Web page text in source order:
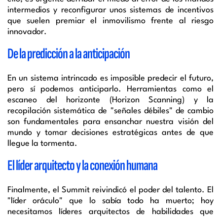
intermedios y reconfigurar unos sistemas de incentivos
que suelen premiar el inmovilismo frente al riesgo
innovador.
De la predicción a la anticipación
En un sistema intrincado es imposible predecir el futuro,
pero sí podemos anticiparlo. Herramientas como el
escaneo del horizonte (Horizon Scanning) y la
recopilación sistemática de "señales débiles" de cambio
son fundamentales para ensanchar nuestra visión del
mundo y tomar decisiones estratégicas antes de que
llegue la tormenta.
El líder arquitecto y la conexión humana
Finalmente, el Summit reivindicó el poder del talento. El
"líder oráculo" que lo sabía todo ha muerto; hoy
necesitamos líderes arquitectos de habilidades que